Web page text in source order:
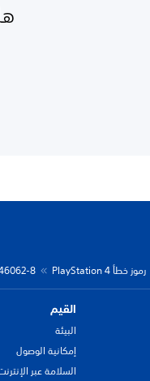
رموز خطأ PlayStation 4 8
القيم
البيئة
إمكانية الوصول
السلامة عبر